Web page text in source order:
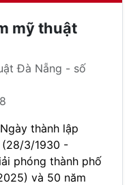
mỹ thuật
Đà Nẵng - số
thành lập
3/1930 -
phóng thành phố
và 50 năm